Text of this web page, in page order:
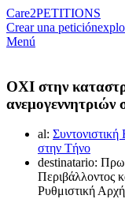
Care2PETITIONS
Crear una petición
Menú
ΟΧΙ στην
ανεμογεννητριών
al:
στην Τήνο
destinatario:
Περιβάλλοντος
Ρυθμιστική